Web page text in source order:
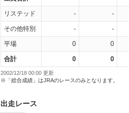
リステッド - -
その他特別 - -
平場 0 0
合計 0 0
2002/12/18 00:00 更新
※「総合成績」はJRAのレースのみとなります。
出走レース